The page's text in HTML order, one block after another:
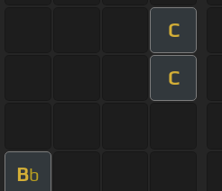
C
C
Bb